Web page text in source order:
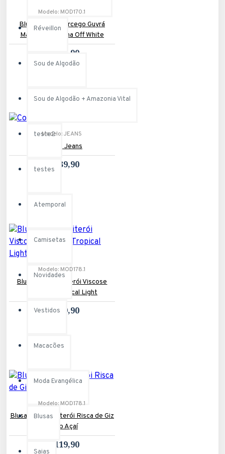
Réveillon
Sou de Algodão
Sou de Algodão + Amazonia Vital
teste2
testes
Atemporal
Camisetas
Novidades
Vestidos
Macacões
Moda Evangélica
Blusas
Saias
Modelo: MOD170.1
Blusa Ampla Morcego Guyrá
Manga 3/4 Malha Off White
R$119,90
Modelo: JEANS
Colete Jeans
R$139,90
Modelo: MOD178.1
Blusa Regata Niterói Viscose
Estampa Tropical Light
R$119,90
Modelo: MOD178.1
Blusa Regata Niterói Risca de Giz
Vinho Açaí
R$119,90